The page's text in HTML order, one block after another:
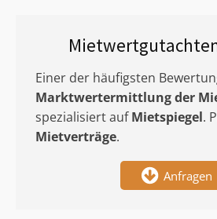
Einer der häufigsten
Marktwertermittlungder
spezialisiert aufMietspiegel.
Mietverträge.
Anfragen